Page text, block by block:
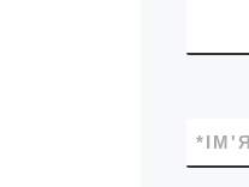
ІМ'Я
*